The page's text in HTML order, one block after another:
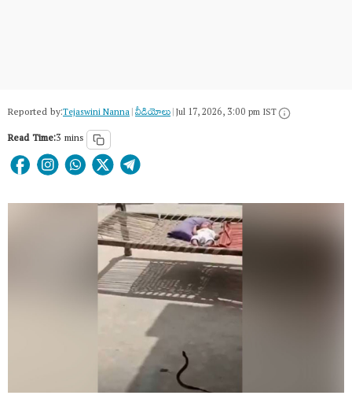
Reported by:Tejaswini Nanna|వీడియోలు|Jul 17, 2026, 3:00 pm IST
Read Time:3 mins